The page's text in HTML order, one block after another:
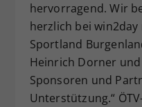
hervorragend. Wir
herzlich bei
Sportland
Heinrich Dorner
Sponsoren und
Unterstützung.“